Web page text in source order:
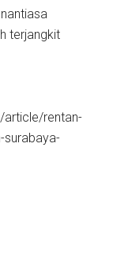
terjangkit
article/rentan-
surabaya-